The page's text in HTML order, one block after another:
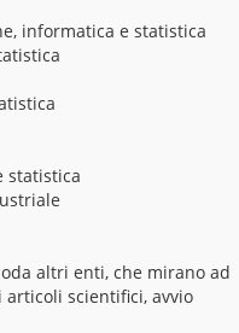
informatica e statistica
statistica
altri enti, che mirano ad
scientifici, avvio